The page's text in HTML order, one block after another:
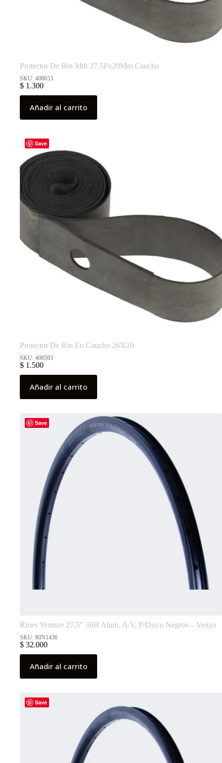
Protector De Rin Mtb 27.5Px20Mm Caucho
SKU: 408653
$ 1.300
Añadir al carrito
Save
Protector De Rin En Caucho 26X20
SKU: 408593
$ 1.500
Añadir al carrito
Save
Rines Venture 27,5″ 36H Alum. A/V, P/Disco Negros – Venzo
SKU: RIN1436
$ 32.000
Añadir al carrito
Save